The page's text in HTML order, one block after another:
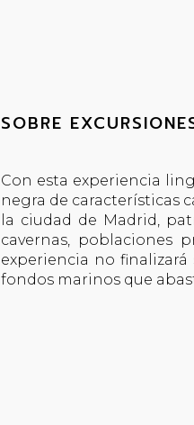
SOBRE
Con esta experiencia
negra de características
la ciudad de Madrid,
cavernas, poblaciones
experiencia no
fondos marinos que